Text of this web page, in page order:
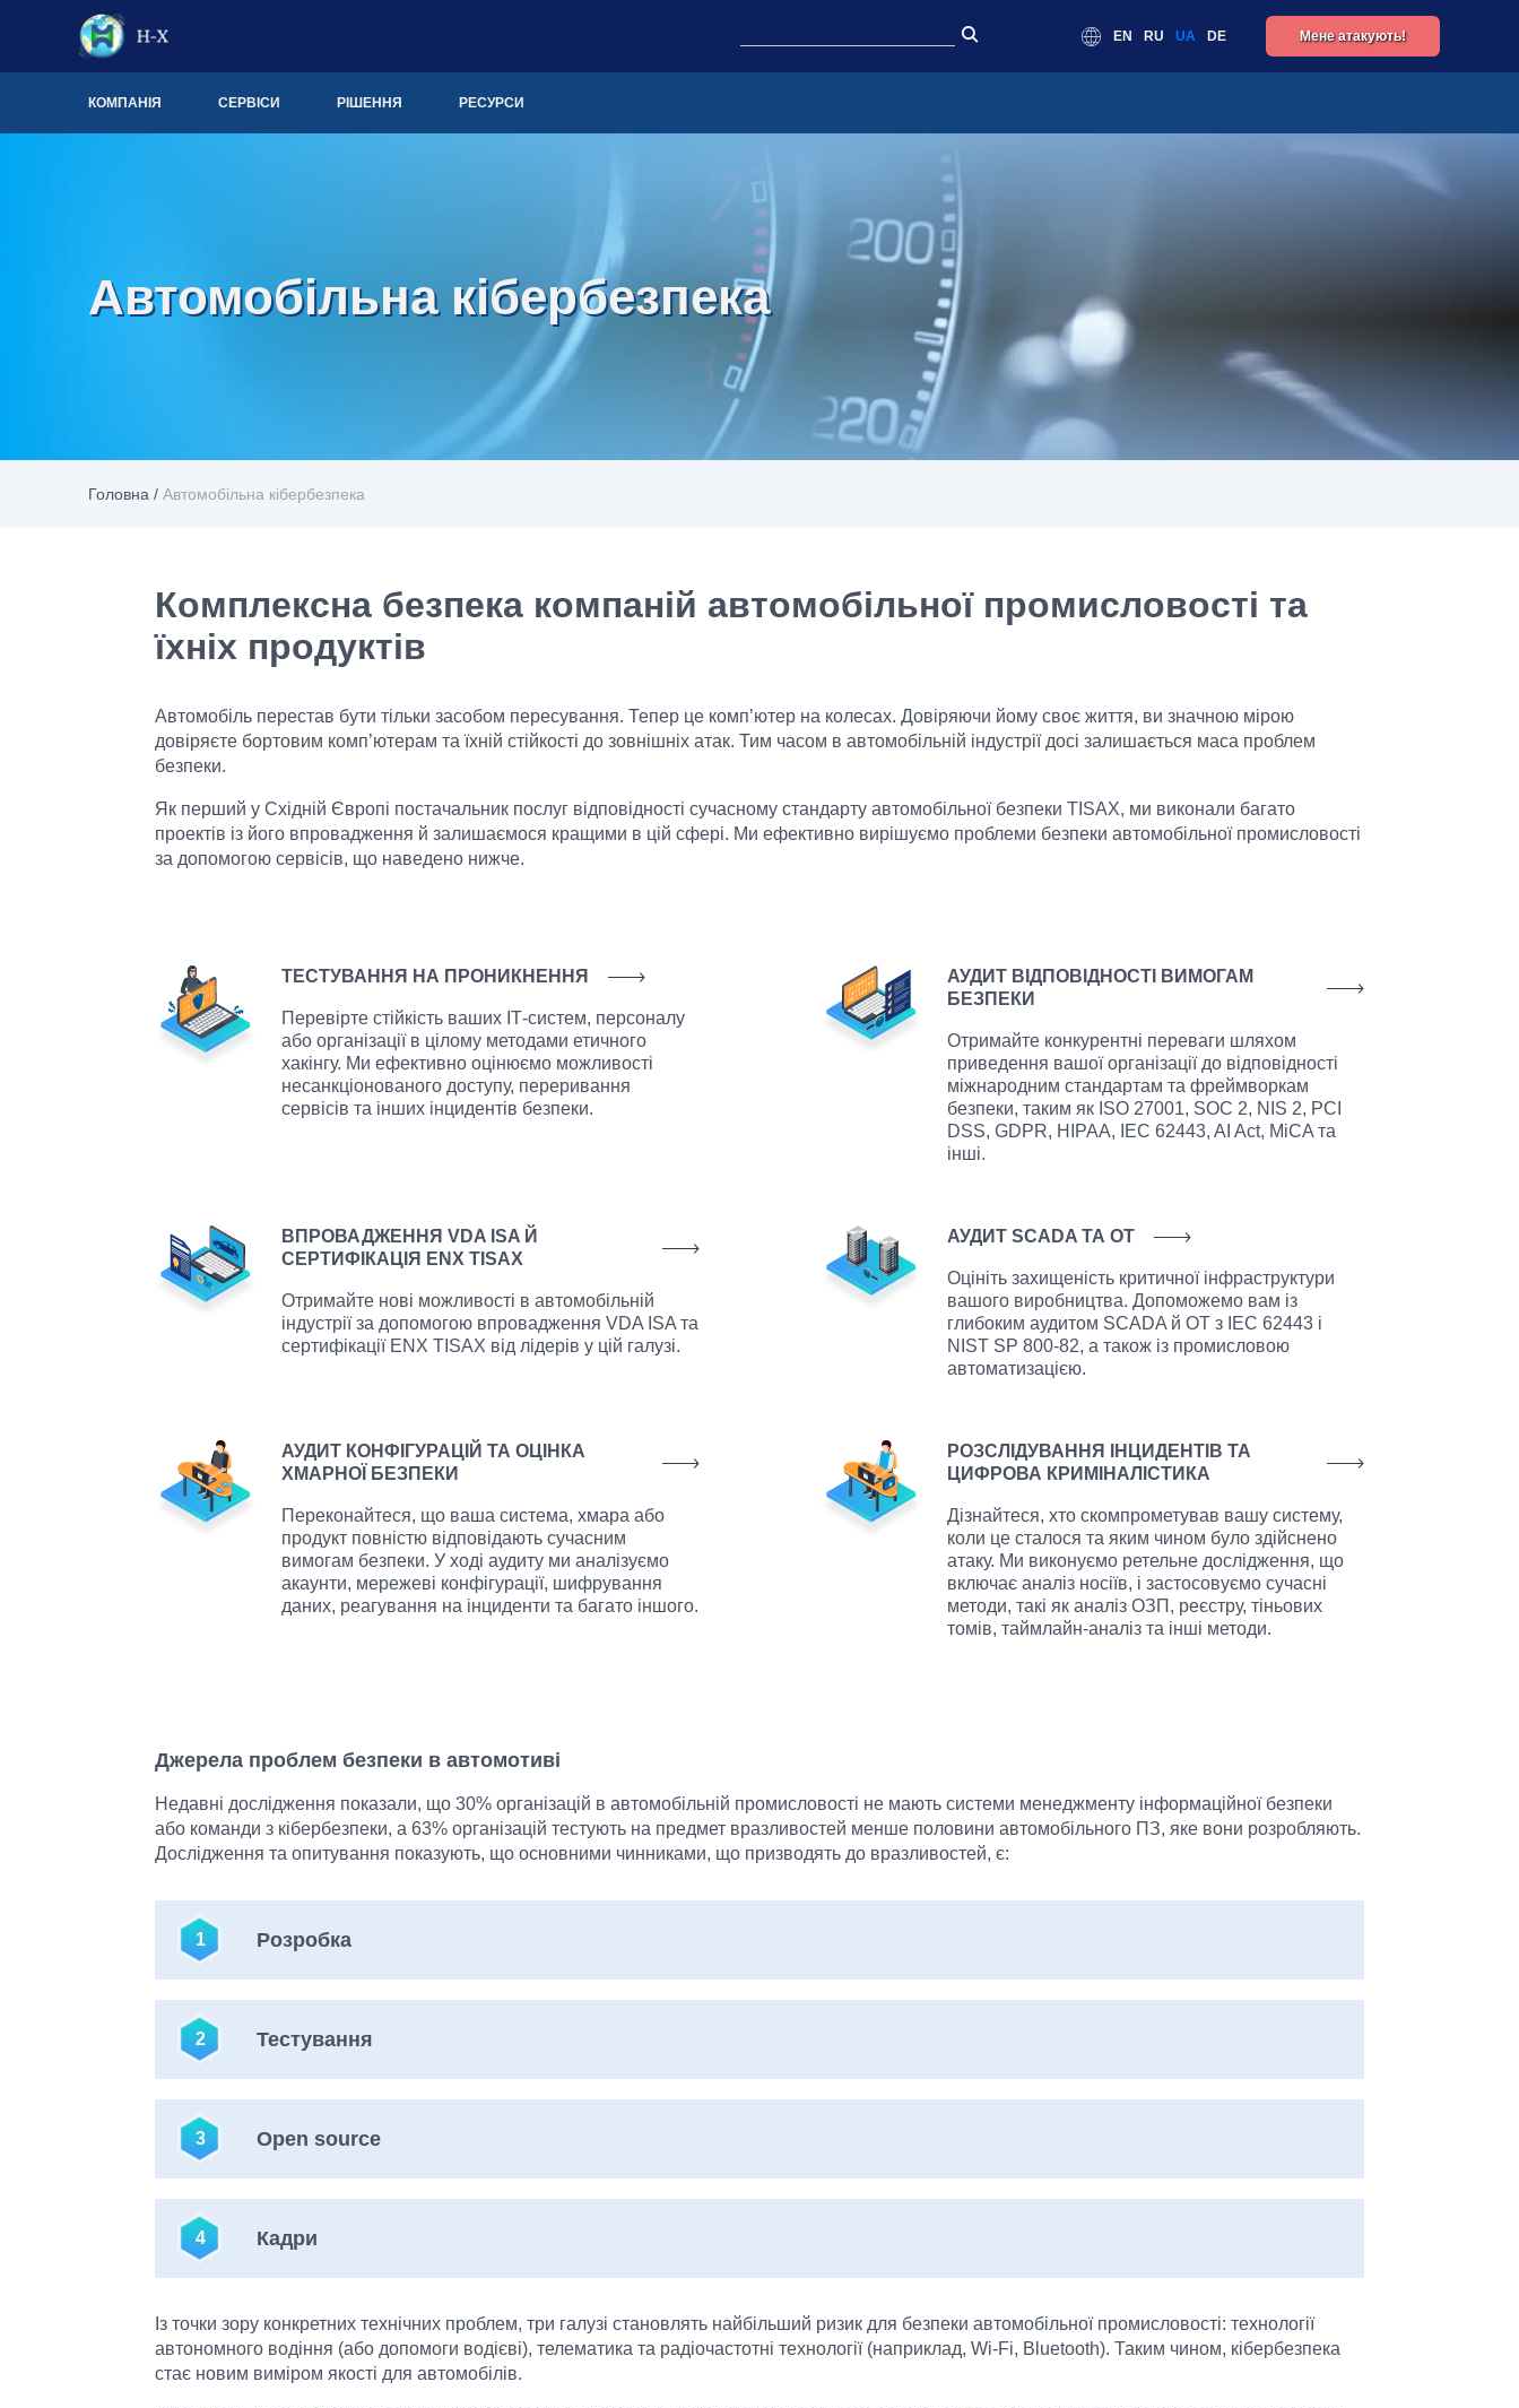
EN RU UA DE Мене атакують!
КОМПАНІЯ СЕРВІСИ РІШЕННЯ РЕСУРСИ
Автомобільна кібербезпека
Головна / Автомобільна кібербезпека
Комплексна безпека компаній автомобільної промисловості та
їхніх продуктів
Автомобіль перестав бути тільки засобом пересування. Тепер це комп’ютер на колесах. Довіряючи йому своє життя, ви значною мірою
довіряєте бортовим комп’ютерам та їхній стійкості до зовнішніх атак. Тим часом в автомобільній індустрії досі залишається маса проблем
безпеки.
Як перший у Східній Європі постачальник послуг відповідності сучасному стандарту автомобільної безпеки TISAX, ми виконали багато
проектів із його впровадження й залишаємося кращими в цій сфері. Ми ефективно вирішуємо проблеми безпеки автомобільної промисловості
за допомогою сервісів, що наведено нижче.
ТЕСТУВАННЯ НА ПРОНИКНЕННЯ
Перевірте стійкість ваших ІТ-систем, персоналу
або організації в цілому методами етичного
хакінгу. Ми ефективно оцінюємо можливості
несанкціонованого доступу, переривання
сервісів та інших інцидентів безпеки.
АУДИТ ВІДПОВІДНОСТІ ВИМОГАМ
БЕЗПЕКИ
Отримайте конкурентні переваги шляхом
приведення вашої організації до відповідності
міжнародним стандартам та фреймворкам
безпеки, таким як ISO 27001, SOC 2, NIS 2, PCI
DSS, GDPR, HIPAA, IEC 62443, AI Act, MiCA та
інші.
ВПРОВАДЖЕННЯ VDA ISA Й
СЕРТИФІКАЦІЯ ENX TISAX
Отримайте нові можливості в автомобільній
індустрії за допомогою впровадження VDA ISA та
сертифікації ENX TISAX від лідерів у цій галузі.
АУДИТ SCADA ТА ОТ
Оцініть захищеність критичної інфраструктури
вашого виробництва. Допоможемо вам із
глибоким аудитом SCADA й ОТ з IEC 62443 і
NIST SP 800-82, а також із промисловою
автоматизацією.
АУДИТ КОНФІГУРАЦІЙ ТА ОЦІНКА
ХМАРНОЇ БЕЗПЕКИ
Переконайтеся, що ваша система, хмара або
продукт повністю відповідають сучасним
вимогам безпеки. У ході аудиту ми аналізуємо
акаунти, мережеві конфігурації, шифрування
даних, реагування на інциденти та багато іншого.
РОЗСЛІДУВАННЯ ІНЦИДЕНТІВ ТА
ЦИФРОВА КРИМІНАЛІСТИКА
Дізнайтеся, хто скомпрометував вашу систему,
коли це сталося та яким чином було здійснено
атаку. Ми виконуємо ретельне дослідження, що
включає аналіз носіїв, і застосовуємо сучасні
методи, такі як аналіз ОЗП, реєстру, тіньових
томів, таймлайн-аналіз та інші методи.
Джерела проблем безпеки в автомотиві
Недавні дослідження показали, що 30% організацій в автомобільній промисловості не мають системи менеджменту інформаційної безпеки
або команди з кібербезпеки, а 63% організацій тестують на предмет вразливостей менше половини автомобільного ПЗ, яке вони розробляють.
Дослідження та опитування показують, що основними чинниками, що призводять до вразливостей, є:
1 Розробка
2
Тестування
3
Open source
4
Кадри
Із точки зору конкретних технічних проблем, три галузі становлять найбільший ризик для безпеки автомобільної промисловості: технології
автономного водіння (або допомоги водієві), телематика та радіочастотні технології (наприклад, Wi-Fi, Bluetooth). Таким чином, кібербезпека
стає новим виміром якості для автомобілів.